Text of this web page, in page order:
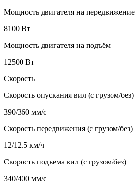
Мощность двигателя на передвижение
8100 Вт
Мощность двигателя на подъём
12500 Вт
Скорость
Скорость опускания вил (с грузом/без)
390/360 мм/с
Скорость передвижения (с грузом/без)
12/12.5 км/ч
Скорость подъема вил (с грузом/без)
340/400 мм/с